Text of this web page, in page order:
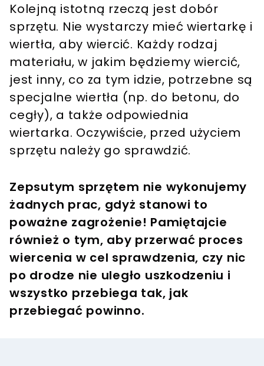
Kolejną istotną rzeczą jest dobór
sprzętu. Nie wystarczy mieć wiertarkę i
wiertła, aby wiercić. Każdy rodzaj
materiału, w jakim będziemy wiercić,
jest inny, co za tym idzie, potrzebne są
specjalne wiertła (np. do betonu, do
cegły), a także odpowiednia
wiertarka. Oczywiście, przed użyciem
sprzętu należy go sprawdzić.
Zepsutym sprzętem nie wykonujemy
żadnych prac, gdyż stanowi to
poważne zagrożenie! Pamiętajcie
również o tym, aby przerwać proces
wiercenia w cel sprawdzenia, czy nic
po drodze nie uległo uszkodzeniu i
wszystko przebiega tak, jak
przebiegać powinno.